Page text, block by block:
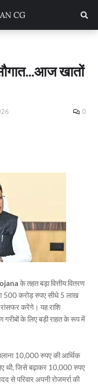
खातों
0
के तहत बड़ा वित्तीय वितरण
500 करोड़ रुपए सीधे 5 लाख
करेंगे। यह राशि
गरीबों के लिए बड़ी राहत के रूप में
10,000 रुपए की आर्थिक
थी, जिसे बढ़ाकर 10,000 रुपए
से परिवार अपनी रोजमर्रा की